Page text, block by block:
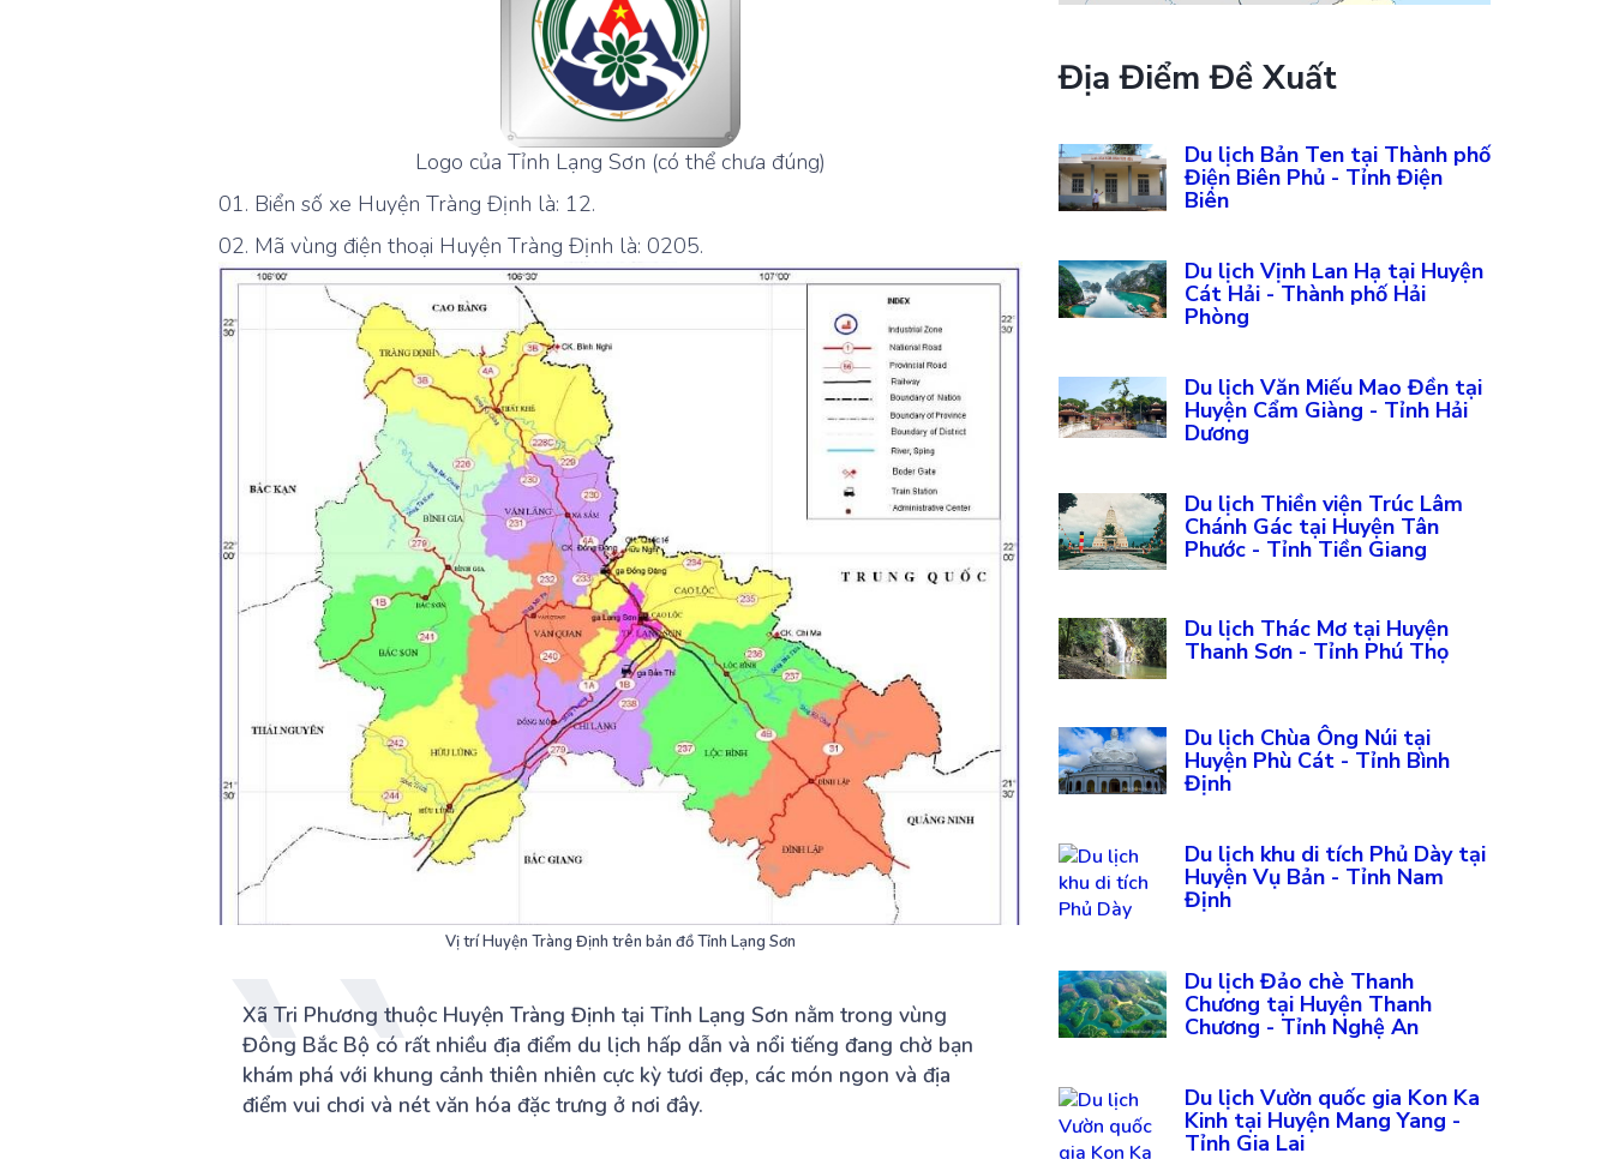
Logo của Tỉnh Lạng Sơn (có thể chưa đúng)
Biển số xe Huyện Tràng Định là: 12.
Mã vùng điện thoại Huyện Tràng Định là: 0205.
Vị trí Huyện Tràng Định trên bản đồ Tỉnh Lạng Sơn
Xã Tri Phương thuộc Huyện Tràng Định tại Tỉnh Lạng Sơn nằm trong vùng
Đông Bắc Bộ có rất nhiều địa điểm du lịch hấp dẫn và nổi tiếng đang chờ bạn
khám phá với khung cảnh thiên nhiên cực kỳ tươi đẹp, các món ngon và địa
điểm vui chơi và nét văn hóa đặc trưng ở nơi đây.
Địa Điểm Đề Xuất
Du lịch Bản Ten tại Thành phố
Điện Biên Phủ - Tỉnh Điện
Biên
Du lịch Vịnh Lan Hạ tại Huyện
Cát Hải - Thành phố Hải
Phòng
Du lịch Văn Miếu Mao Đền tại
Huyện Cẩm Giàng - Tỉnh Hải
Dương
Du lịch Thiền viện Trúc Lâm
Chánh Gác tại Huyện Tân
Phước - Tỉnh Tiền Giang
Du lịch Thác Mơ tại Huyện
Thanh Sơn - Tỉnh Phú Thọ
Du lịch Chùa Ông Núi tại
Huyện Phù Cát - Tỉnh Bình
Định
Du lịch khu di tích Phủ Dày tại
Huyện Vụ Bản - Tỉnh Nam
Định
Du lịch Đảo chè Thanh
Chương tại Huyện Thanh
Chương - Tỉnh Nghệ An
Du lịch Vườn quốc gia Kon Ka
Kinh tại Huyện Mang Yang -
Tỉnh Gia Lai